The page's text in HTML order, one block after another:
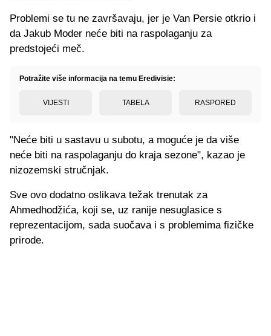
Problemi se tu ne završavaju, jer je Van Persie otkrio i
da Jakub Moder neće biti na raspolaganju za
predstojeći meč.
Potražite više informacija na temu Eredivisie:
VIJESTI TABELA RASPORED
"Neće biti u sastavu u subotu, a moguće je da više
neće biti na raspolaganju do kraja sezone", kazao je
nizozemski stručnjak.
Sve ovo dodatno oslikava težak trenutak za
Ahmedhodžića, koji se, uz ranije nesuglasice s
reprezentacijom, sada suočava i s problemima fizičke
prirode.